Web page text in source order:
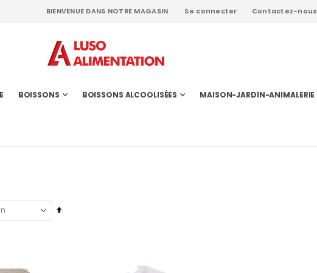
BIENVENUE DANS NOTRE MAGASIN Se connecter Contactez-nous
BOISSONS BOISSONS ALCOOLISÉES MAISON-JARDIN-ANIMALERIE
Par